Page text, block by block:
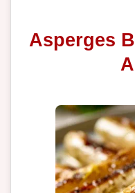
Asperges